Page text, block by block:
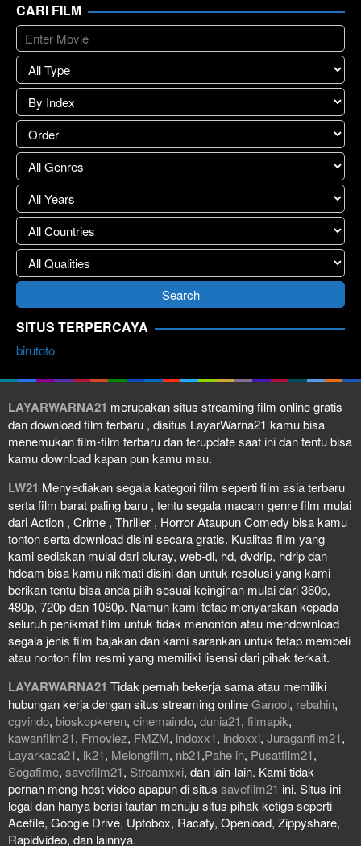
CARI FILM
SITUS TERPERCAYA
birutoto
LAYARWARNA21 merupakan situs streaming film online gratis
dan download film terbaru , disitus LayarWarna21 kamu bisa
menemukan film-film terbaru dan terupdate saat ini dan tentu bisa
kamu download kapan pun kamu mau.
LW21 Menyediakan segala kategori film seperti film asia terbaru
serta film barat paling baru , tentu segala macam genre film mulai
dari Action , Crime , Thriller , Horror Ataupun Comedy bisa kamu
tonton serta download disini secara gratis. Kualitas film yang
kami sediakan mulai dari bluray, web-dl, hd, dvdrip, hdrip dan
hdcam bisa kamu nikmati disini dan untuk resolusi yang kami
berikan tentu bisa anda pilih sesuai keinginan mulai dari 360p,
480p, 720p dan 1080p. Namun kami tetap menyarakan kepada
seluruh penikmat film untuk tidak menonton atau mendownload
segala jenis film bajakan dan kami sarankan untuk tetap membeli
atau nonton film resmi yang memiliki lisensi dari pihak terkait.
LAYARWARNA21 Tidak pernah bekerja sama atau memiliki
hubungan kerja dengan situs streaming onlineGanool, rebahin,
cgvindo, bioskopkeren, cinemaindo, dunia21, filmapik,
kawanfilm21, Fmoviez, FMZM, indoxx1, indoxxi, Juraganfilm21,
Layarkaca21, lk21, Melongfilm, nb21,Pahe in, Pusatfilm21,
Sogafime, savefilm21, Streamxxi, dan lain-lain. Kami tidak
pernah meng-host video apapun di situs savefilm21 ini. Situs ini
legal dan hanya berisi tautan menuju situs pihak ketiga seperti
Acefile, Google Drive, Uptobox, Racaty, Openload, Zippyshare,
Rapidvideo, dan lainnya.